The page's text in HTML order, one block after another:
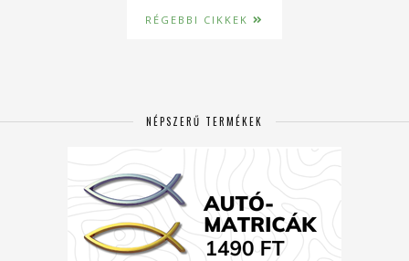
RÉGEBBI CIKKEK
NÉPSZERŰ TERMÉKEK